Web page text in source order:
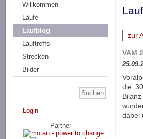
Willkommen
Läufe
Laufblog
Lauftreffs
Strecken
Bilder
Login
Partner
zur
VAM
die
dabei